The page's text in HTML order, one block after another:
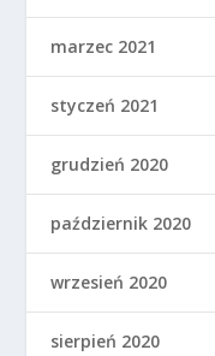
marzec 2021
styczeń 2021
grudzień 2020
październik 2020
wrzesień 2020
sierpień 2020